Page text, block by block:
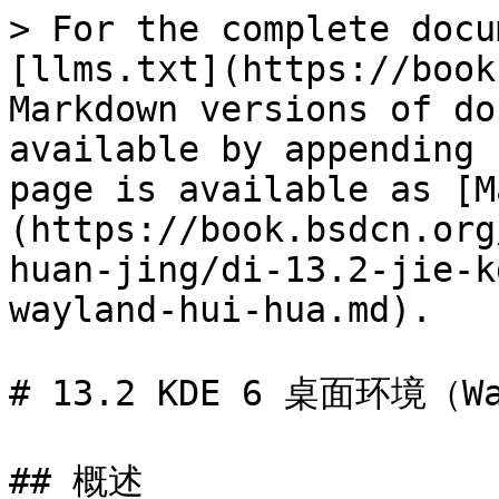
> For the complete
[llms.txt](https://
Markdown versions of
available by
page is available as
(https://
huan-jing/di-13.2-jie-
wayland-hui-hua.md).
# 13.2 KDE 6 桌面环境（
## 概述